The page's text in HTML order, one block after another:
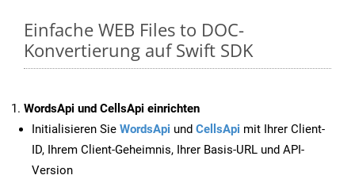
Einfache WEB Files to DOC-
Konvertierung auf Swift SDK
WordsApi und CellsApi einrichten
Initialisieren Sie WordsApi und CellsApi mit Ihrer Client-
ID, Ihrem Client-Geheimnis, Ihrer Basis-URL und API-
Version